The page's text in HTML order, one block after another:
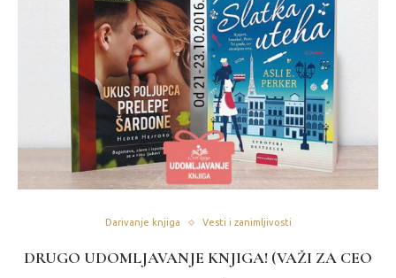
Darivanje knjiga Vesti i zanimljivosti
DRUGO UDOMLJAVANJE KNJIGA! (VAŽI ZA CEO